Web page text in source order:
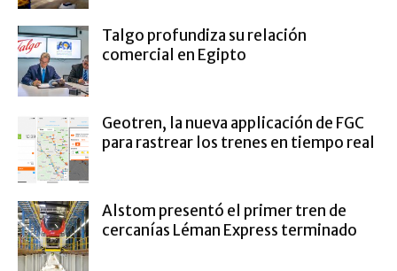
Talgo profundiza su relación
comercial en Egipto
Geotren, la nueva applicación de FGC
para rastrear los trenes en tiempo real
Alstom presentó el primer tren de
cercanías Léman Express terminado